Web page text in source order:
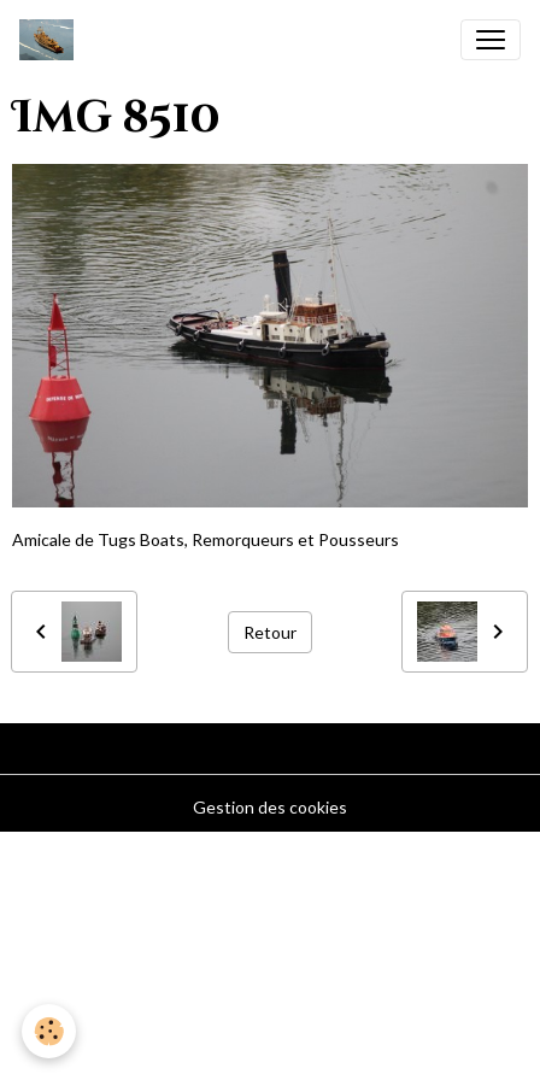
Img 8510
Amicale de Tugs Boats, Remorqueurs et Pousseurs
Retour
Gestion des cookies